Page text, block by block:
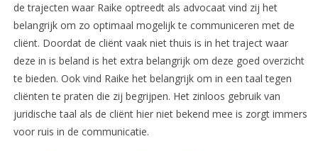
de trajecten waar Raike optreedt als advocaat vind zij het
belangrijk om zo optimaal mogelijk te communiceren met de
cliënt. Doordat de cliënt vaak niet thuis is in het traject waar
deze in is beland is het extra belangrijk om deze goed overzicht
te bieden. Ook vind Raike het belangrijk om in een taal tegen
cliënten te praten die zij begrijpen. Het zinloos gebruik van
juridische taal als de cliënt hier niet bekend mee is zorgt immers
voor ruis in de communicatie.